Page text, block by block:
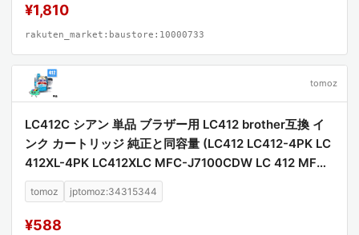
¥1,810
rakuten_market:baustore:10000733
tomoz
LC412C シアン 単品 ブラザー用 LC412 brother互換 イ
ンク カートリッジ 純正と同容量 (LC412 LC412-4PK LC
412XL-4PK LC412XLC MFC-J7100CDW LC 412 MFC-
J7300CDW MFCJ7100CDW MFCJ7300CDW)
tomoz jptomoz:34315344
¥588